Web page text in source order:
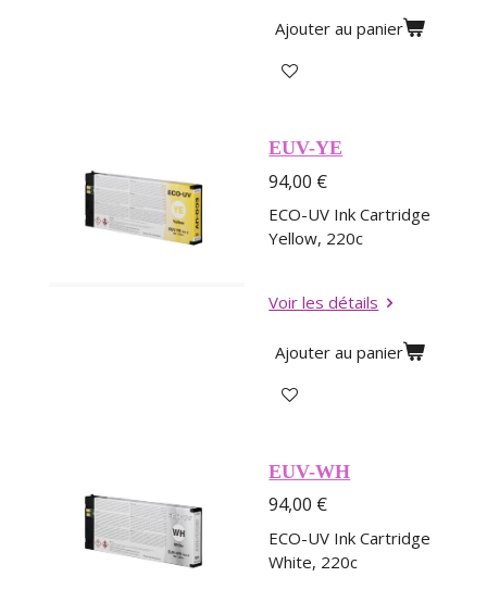
Ajouter au panier
EUV-YE
94,00 €
ECO-UV Ink Cartridge
Yellow, 220c
Voir les détails
Ajouter au panier
EUV-WH
94,00 €
ECO-UV Ink Cartridge
White, 220c